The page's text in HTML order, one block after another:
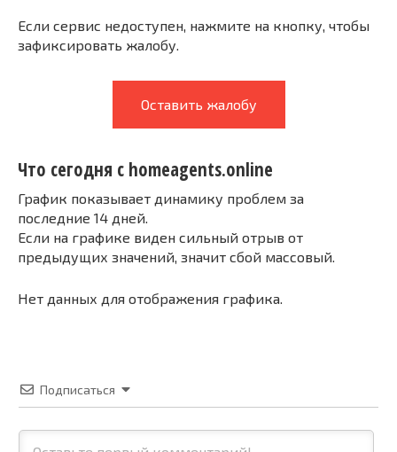
Если сервис недоступен, нажмите на кнопку, чтобы
зафиксировать жалобу.
Оставить жалобу
Что сегодня с homeagents.online
График показывает динамику проблем за
последние 14 дней.
Если на графике виден сильный отрыв от
предыдущих значений, значит сбой массовый.
Нет данных для отображения графика.
Подписаться